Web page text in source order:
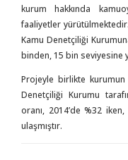
kurum hakkında
faaliyetler
Kamu Denetçiliği
binden, 15 bin seviyesine
Projeyle birlikte
Denetçiliği Kurumu
oranı, 2014’de %32
ulaşmıştır.